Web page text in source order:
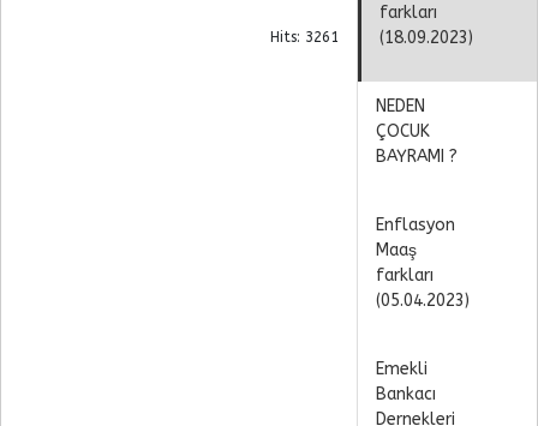
Hits: 3261
farkları
(18.09.2023)
NEDEN
ÇOCUK
BAYRAMI ?
Enflasyon
Maaş
farkları
(05.04.2023)
Emekli
Bankacı
Dernekleri